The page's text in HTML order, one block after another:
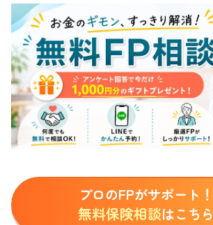
プロのFPがサポート！
無料保険相談はこちら